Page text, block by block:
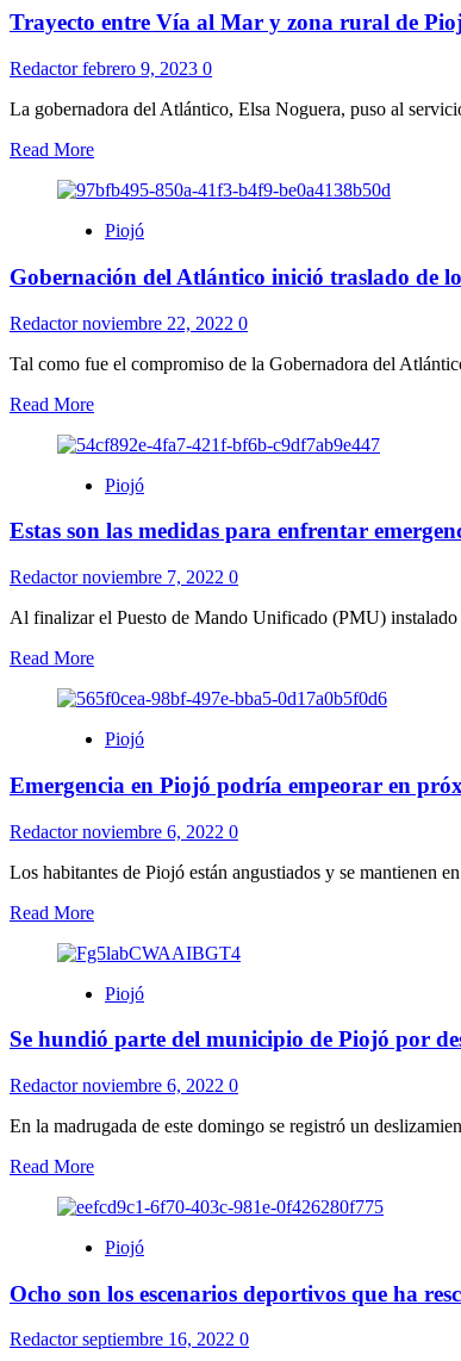
Trayecto entre Vía al Mar y zona rural de
Redactorfebrero 9, 2023 0
La gobernadora del Atlántico, Elsa Noguera, puso al
Read More
Piojó
Gobernación del Atlántico inició traslado de
Redactornoviembre 22, 2022 0
Tal como fue el compromiso de la Gobernadora del
Read More
Piojó
Estas son las medidas para enfrentar
Redactornoviembre 7, 2022 0
Al finalizar el Puesto de Mando Unificado (PMU) instalado
Read More
Piojó
Emergencia en Piojó podría empeorar en
Redactornoviembre 6, 2022 0
Los habitantes de Piojó están angustiados y se mantienen
Read More
Piojó
Se hundió parte del municipio de Piojó por
Redactornoviembre 6, 2022 0
En la madrugada de este domingo se registró un
Read More
Piojó
Ocho son los escenarios deportivos que ha
Redactorseptiembre 16, 2022 0